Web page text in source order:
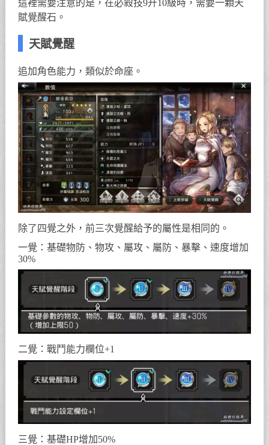
這裡需要注意的是，在必殺技9升10級時，需要一顆天
賦覺醒石。
天賦覺醒
追加角色能力，類似於命座。
除了四覺之外，前三次覺醒給予的屬性是相同的。
一覺：基礎物防、物攻、屬攻、屬防、暴擊、速度增加
30%
二覺：戰鬥能力欄位+1
三覺：基礎HP增加50%